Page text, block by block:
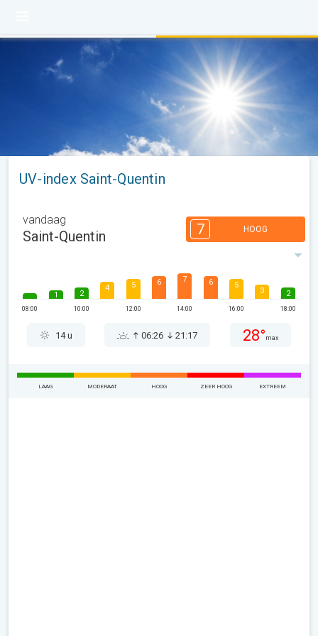
UV-index Saint-Quentin
vandaag
Saint-Quentin 7 HOOG
08:00
1 2
10:00
4 5
12:00
6 7
14:00
6 5
16:00
3 2
18:00
14 u 06:26 21:17 28° max
LAAG MODERAAT HOOG ZEER HOOG EXTREEM